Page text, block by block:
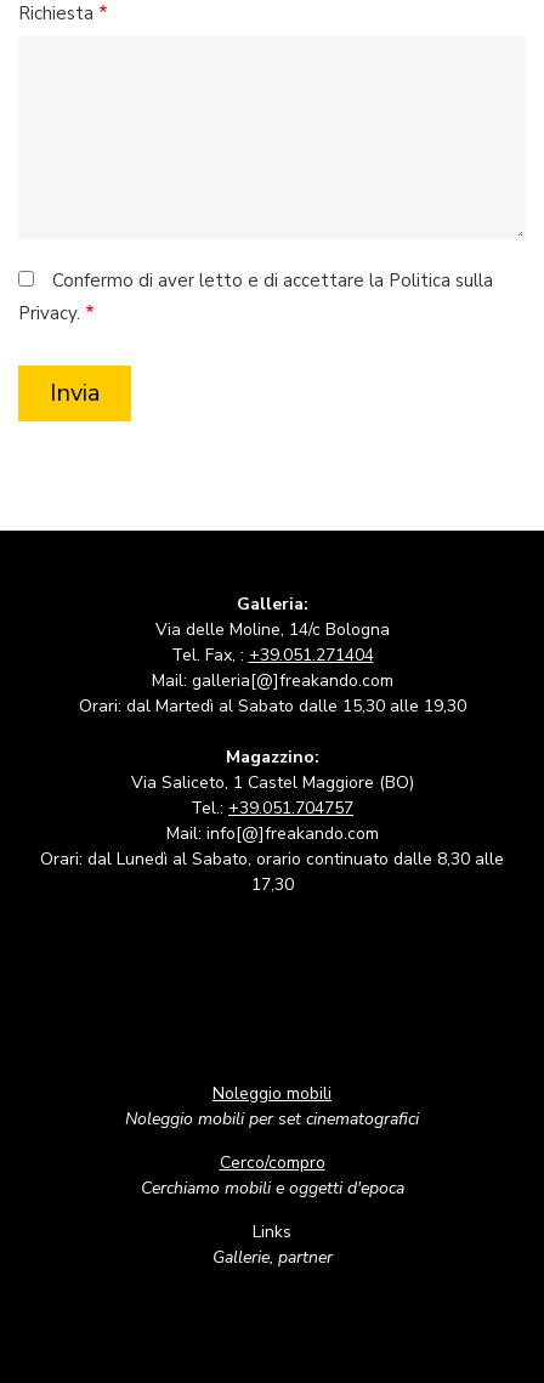
Richiesta
Confermo di aver letto e di accettare la Politica sulla
Privacy.
Galleria:
Via delle Moline, 14/c Bologna
Tel. Fax, : +39.051.271404
Mail: galleria[@]freakando.com
Orari: dal Martedì al Sabato dalle 15,30 alle 19,30
Magazzino:
Via Saliceto, 1 Castel Maggiore (BO)
Tel.: +39.051.704757
Mail: info[@]freakando.com
Orari: dal Lunedì al Sabato, orario continuato dalle 8,30 alle
17,30
Noleggio mobili
Noleggio mobili per set cinematografici
Cerco/compro
Cerchiamo mobili e oggetti d'epoca
Links
Gallerie, partner